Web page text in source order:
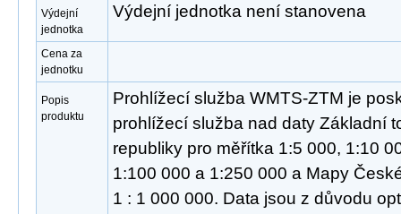
Výdejní
jednotka
Výdejní jednotka není stanovena
Cena za
jednotku
Popis
produktu
Prohlížecí služba WMTS-ZTM je
prohlížecí služba nad daty Základní
republiky pro měřítka 1:5 000, 1:10
1:100 000 a 1:250 000 a Mapy
1 : 1 000 000. Data jsou z důvodu